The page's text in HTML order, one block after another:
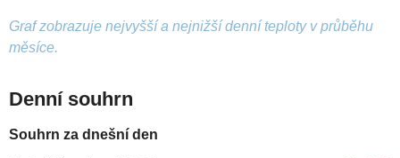
Graf zobrazuje nejvyšší a nejnižší denní teploty v průběhu
měsíce.
Denní souhrn
Souhrn za dnešní den